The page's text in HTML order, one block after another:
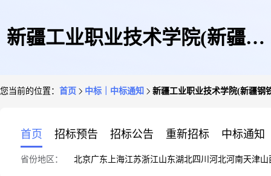
新疆工业职业技术学院(新疆钢
您当前的位置： 首页 中标｜中标通知 新疆工业职业技术学院(新疆钢
首页 招标预告 招标公告 重新招标 中标通知
省份地区： 北京广东 上海江苏浙江山东湖北四川 河北河南天津山